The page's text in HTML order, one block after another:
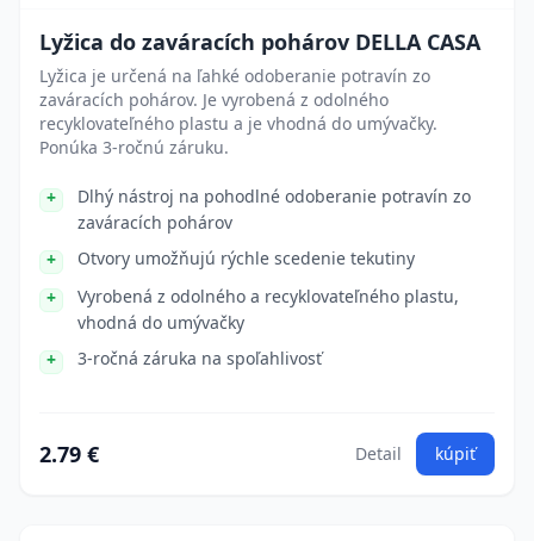
Lyžica do zaváracích pohárov DELLA CASA
Lyžica je určená na ľahké odoberanie potravín zo
zaváracích pohárov. Je vyrobená z odolného
recyklovateľného plastu a je vhodná do umývačky.
Ponúka 3-ročnú záruku.
Dlhý nástroj na pohodlné odoberanie potravín zo
zaváracích pohárov
Otvory umožňujú rýchle scedenie tekutiny
Vyrobená z odolného a recyklovateľného plastu,
vhodná do umývačky
3-ročná záruka na spoľahlivosť
2.79 € Detail kúpiť